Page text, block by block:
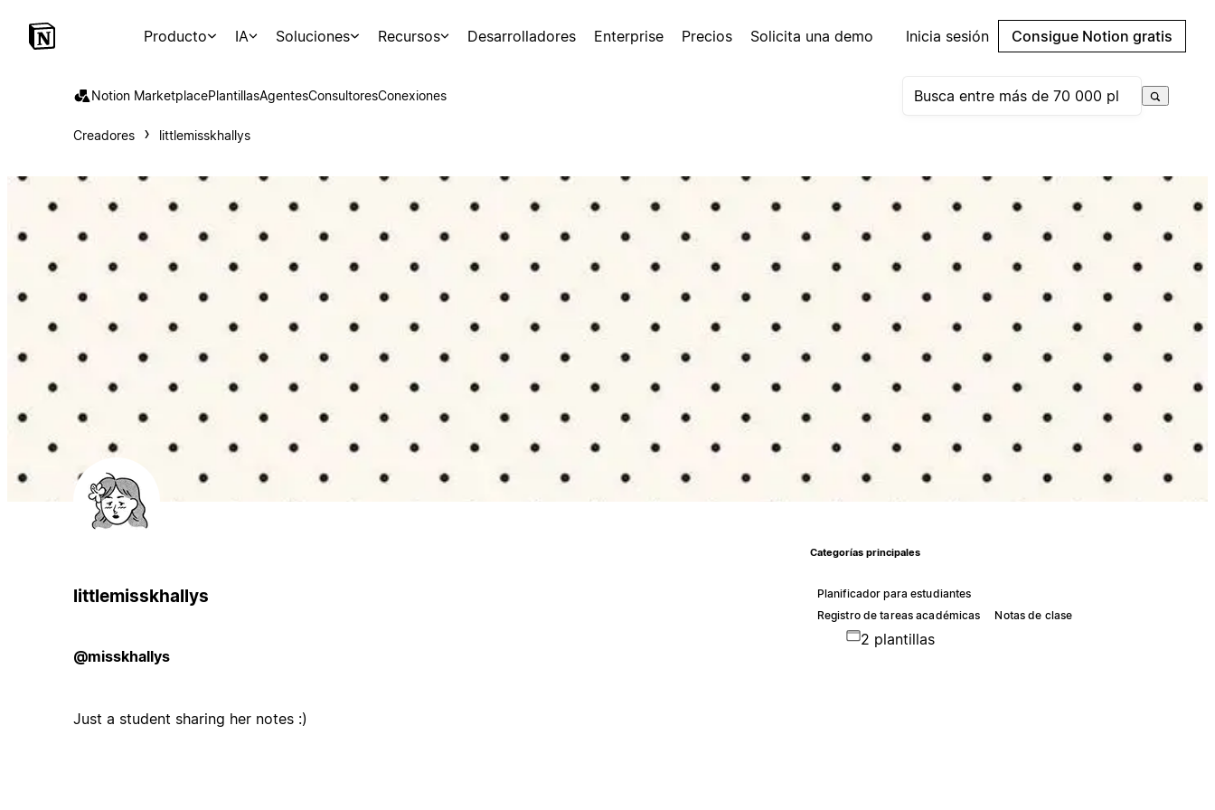
Producto IA Soluciones Recursos Desarrolladores Enterprise Precios Solicita una demo Inicia sesión Consigue Notion gratis
Notion MarketplacePlantillasAgentesConsultoresConexiones
Creadores littlemisskhallys
littlemisskhallys
@misskhallys
Just a student sharing her notes :)
Categorías principales
Planificador para estudiantes
Registro de tareas académicas
Notas de clase
2 plantillas